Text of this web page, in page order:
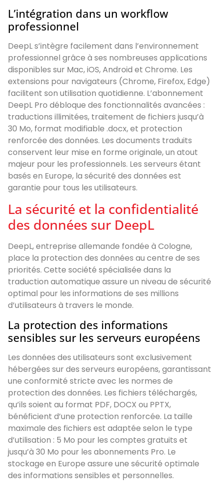
L’intégration dans un workflow
professionnel
DeepL s’intègre facilement dans l’environnement
professionnel grâce à ses nombreuses applications
disponibles sur Mac, iOS, Android et Chrome. Les
extensions pour navigateurs (Chrome, Firefox, Edge)
facilitent son utilisation quotidienne. L’abonnement
DeepL Pro débloque des fonctionnalités avancées :
traductions illimitées, traitement de fichiers jusqu’à
30 Mo, format modifiable .docx, et protection
renforcée des données. Les documents traduits
conservent leur mise en forme originale, un atout
majeur pour les professionnels. Les serveurs étant
basés en Europe, la sécurité des données est
garantie pour tous les utilisateurs.
La sécurité et la confidentialité
des données sur DeepL
DeepL, entreprise allemande fondée à Cologne,
place la protection des données au centre de ses
priorités. Cette société spécialisée dans la
traduction automatique assure un niveau de sécurité
optimal pour les informations de ses millions
d’utilisateurs à travers le monde.
La protection des informations
sensibles sur les serveurs européens
Les données des utilisateurs sont exclusivement
hébergées sur des serveurs européens, garantissant
une conformité stricte avec les normes de
protection des données. Les fichiers téléchargés,
qu’ils soient au format PDF, DOCX ou PPTX,
bénéficient d’une protection renforcée. La taille
maximale des fichiers est adaptée selon le type
d’utilisation : 5 Mo pour les comptes gratuits et
jusqu’à 30 Mo pour les abonnements Pro. Le
stockage en Europe assure une sécurité optimale
des informations sensibles et personnelles.